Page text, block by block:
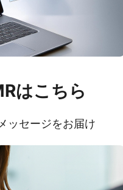
はこちら
ッセージをお届け